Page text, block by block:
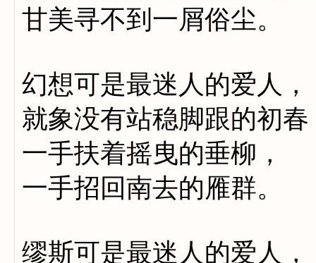
甘美寻不到一屑俗尘。
幻想可是最迷人的爱人，
就象没有站稳脚跟的初春
一手扶着摇曳的垂柳，
一手招回南去的雁群。
缪斯可是最迷人的爱人，